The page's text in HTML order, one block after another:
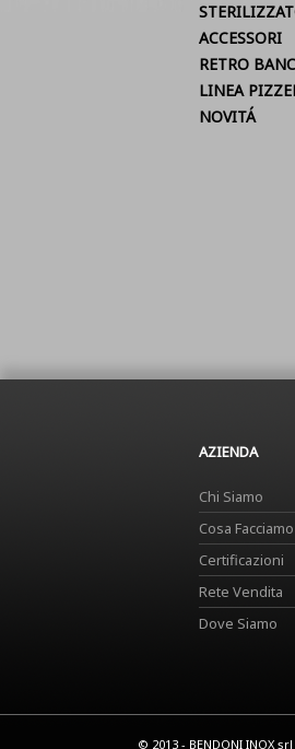
ACCESSORI
RETRO
LINEA
NOVITÁ
AZIENDA
Chi Siamo
Cosa Facciamo
Certificazioni
Rete Vendita
Dove Siamo
© 2013 - BENDONI INOX